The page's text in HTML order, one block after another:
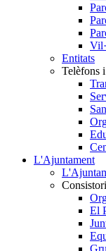
Entitats
Telèfons
L'Ajuntament
Consistori
El